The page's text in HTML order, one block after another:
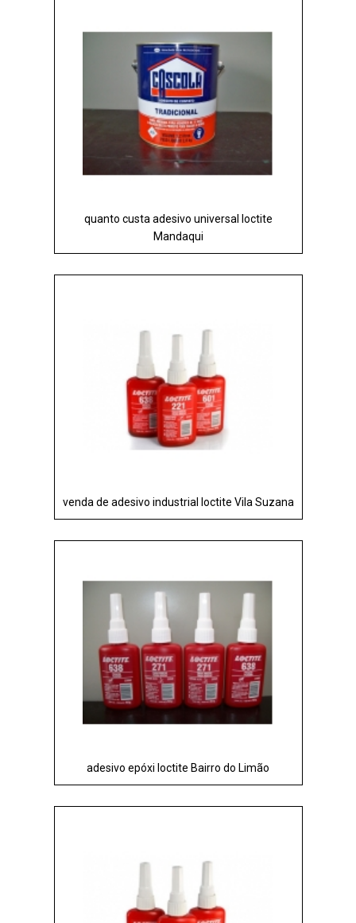
quanto custa adesivo universal loctite
Mandaqui
venda de adesivo industrial loctite Vila Suzana
adesivo epóxi loctite Bairro do Limão